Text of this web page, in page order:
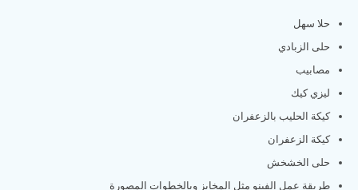
حلا سهل
حلى الزبادي
مصابيب
ليزي كيك
كيكة الحليب بالزعفران
كيكة الزعفران
حلى الخشخش
طريقة عمل الفينو مثل المخابز وبالخطوات المصورة